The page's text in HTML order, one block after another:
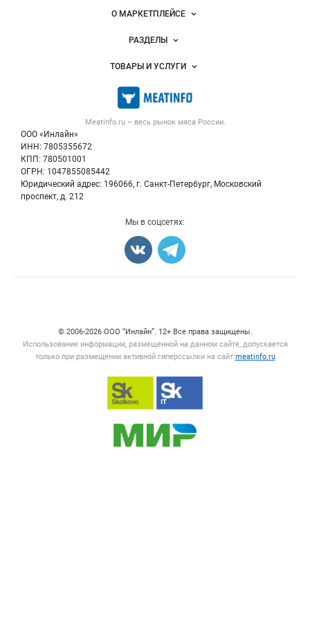
Важные разделы и контакты
Meatinfo.ru – весь рынок мясаРоссии.
ООО «Инлайн»
ИНН: 7805355672
КПП: 780501001
ОГРН: 1047855085442
Юридический адрес: 196066, г. Санкт-Петербург, Московский
проспект, д. 212
Навигация по сайтуО МАРКЕТПЛЕЙСЕ
Новости Meatinfo.ru
Размещение рекламы
Публичная оферта
Контактная информация
Политика обработки персональных данных
РАЗДЕЛЫ
Объявления
Новости рынка
Вакансии
ТОВАРЫ И УСЛУГИ
Мясо, мясопродукты
Скот в живом весе
Колбасы, сосиски, деликатесы
Мы в соцсетях:
© 2006‑2026 ООО “Инлайн”. 12+ Все права защищены.
Использование информации, размещенной на данном сайте, допускается
только при размещении активной гиперссылки на сайт meatinfo.ru